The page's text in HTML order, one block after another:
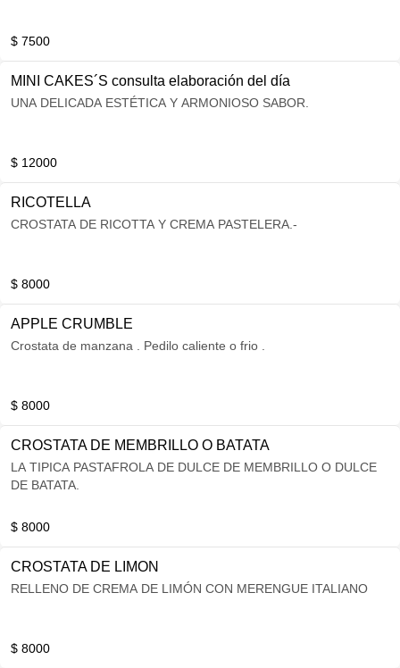
$ 7500
MINI CAKES´S consulta elaboración del día
UNA DELICADA ESTÉTICA Y ARMONIOSO SABOR.
$ 12000
RICOTELLA
CROSTATA DE RICOTTA Y CREMA PASTELERA.-
$ 8000
APPLE CRUMBLE
Crostata de manzana . Pedilo caliente o frio .
$ 8000
CROSTATA DE MEMBRILLO O BATATA
LA TIPICA PASTAFROLA DE DULCE DE MEMBRILLO O DULCE
DE BATATA.
$ 8000
CROSTATA DE LIMON
RELLENO DE CREMA DE LIMÓN CON MERENGUE ITALIANO
$ 8000